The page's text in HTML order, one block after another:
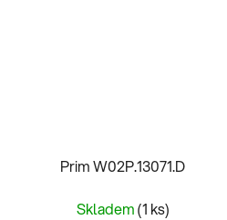
Prim W02P.13071.D
Skladem(1 ks)